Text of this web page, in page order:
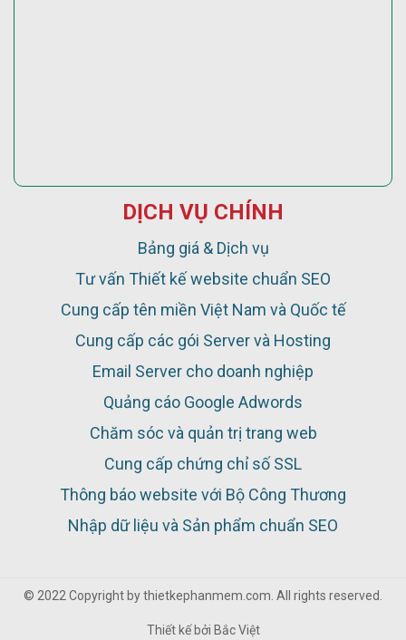
DỊCH VỤ CHÍNH
Bảng giá & Dịch vụ
Tư vấn Thiết kế website chuẩn SEO
Cung cấp tên miền Việt Nam và Quốc tế
Cung cấp các gói Server và Hosting
Email Server cho doanh nghiệp
Quảng cáo Google Adwords
Chăm sóc và quản trị trang web
Cung cấp chứng chỉ số SSL
Thông báo website với Bộ Công Thương
Nhập dữ liệu và Sản phẩm chuẩn SEO
© 2022 Copyright by thietkephanmem.com. All rights reserved.
Thiết kế bởi Bắc Việt